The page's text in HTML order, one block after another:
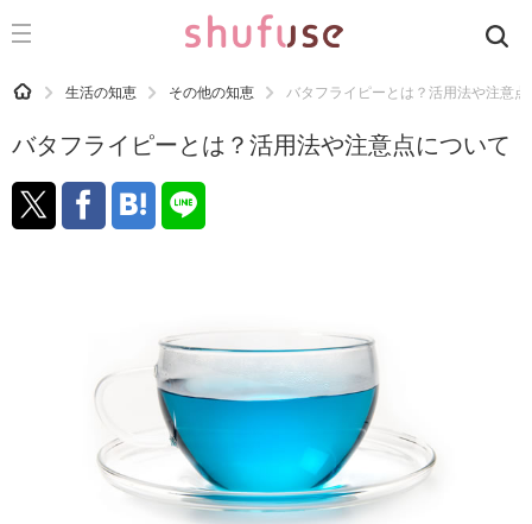
CATEGORY 記事カテゴリ
洗濯
マナー
食材辞典
HOME 生活の知恵 その他の知恵 バタフライピーとは？活用法や注意点
バタフライピーとは？活用法や注意点について